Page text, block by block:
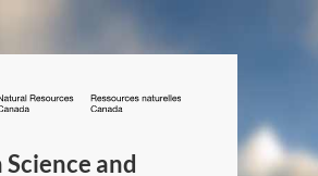
/
Science and